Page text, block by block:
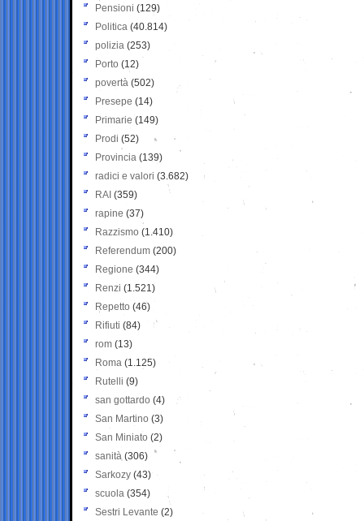
Pensioni (129)
Politica (40.814)
polizia (253)
Porto (12)
povertà (502)
Presepe (14)
Primarie (149)
Prodi (52)
Provincia (139)
radici e valori (3.682)
RAI (359)
rapine (37)
Razzismo (1.410)
Referendum (200)
Regione (344)
Renzi (1.521)
Repetto (46)
Rifiuti (84)
rom (13)
Roma (1.125)
Rutelli (9)
san gottardo (4)
San Martino (3)
San Miniato (2)
sanità (306)
Sarkozy (43)
scuola (354)
Sestri Levante (2)